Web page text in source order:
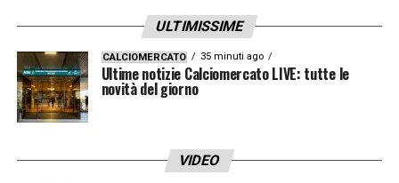
ULTIMISSIME
CALCIOMERCATO 35 minuti ago
Ultime notizie Calciomercato LIVE: tutte le
novità del giorno
VIDEO